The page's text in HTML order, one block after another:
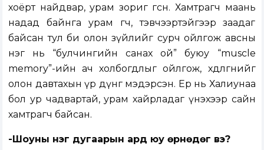
хоёрт найдвар, урам зориг өгсөн. Хамтрагч маань
надад байнга урам өгч, тэвчээртэйгээр заадаг
байсан тул би олон зүйлийг сурч ойлгож авсны
нэг нь “булчингийн санах ой” буюу “muscle
memory”-ийн ач холбогдлыг ойлгож, хөдөлгөөнийг
олон давтахын үр дүнг мэдэрсэн. Ер нь Халиунаа
бол ур чадвартай, урам хайрладаг үнэхээр сайн
хамтрагч байсан.
-Шоуны нэг дугаарын ард юу өрнөдөг вэ?